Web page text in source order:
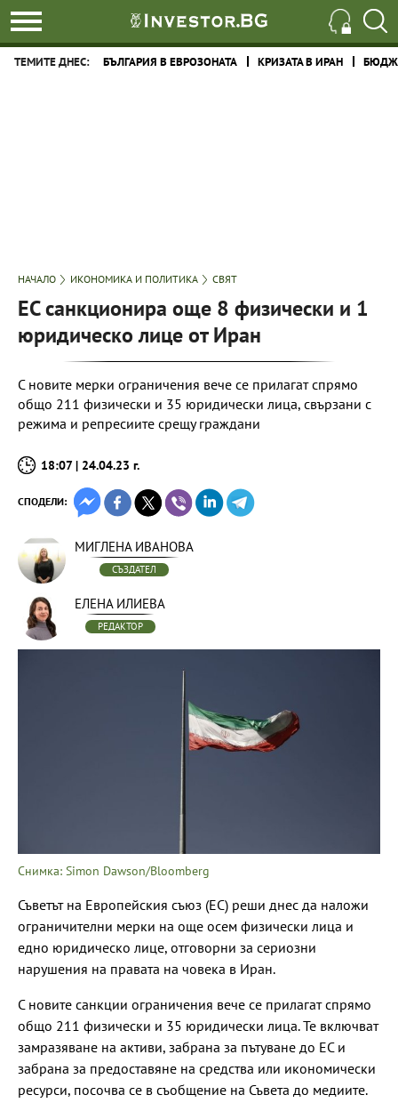
ТЕМИТЕ ДНЕС: БЪЛГАРИЯ В ЕВРОЗОНАТА КРИЗАТА В ИРАН
НАЧАЛО ИКОНОМИКА И ПОЛИТИКА СВЯТ
ЕС санкционира още 8 физически и 1
юридическо лице от Иран
С новите мерки ограничения вече се прилагат спрямо
общо 211 физически и 35 юридически лица, свързани с
режима и репресиите срещу граждани
18:07 | 24.04.23 г.
СПОДЕЛИ:
МИГЛЕНА ИВАНОВА
СЪЗДАТЕЛ
ЕЛЕНА ИЛИЕВА
РЕДАКТОР
Снимка: Simon Dawson/Bloomberg
Съветът на Европейския съюз (ЕС) реши днес да наложи
ограничителни мерки на още осем физически лица и
едно юридическо лице, отговорни за сериозни
нарушения на правата на човека в Иран.
С новите санкции ограничения вече се прилагат спрямо
общо 211 физически и 35 юридически лица. Те включват
замразяване на активи, забрана за пътуване до ЕС и
забрана за предоставяне на средства или икономически
ресурси, посочва се в съобщение на Съвета до медиите.